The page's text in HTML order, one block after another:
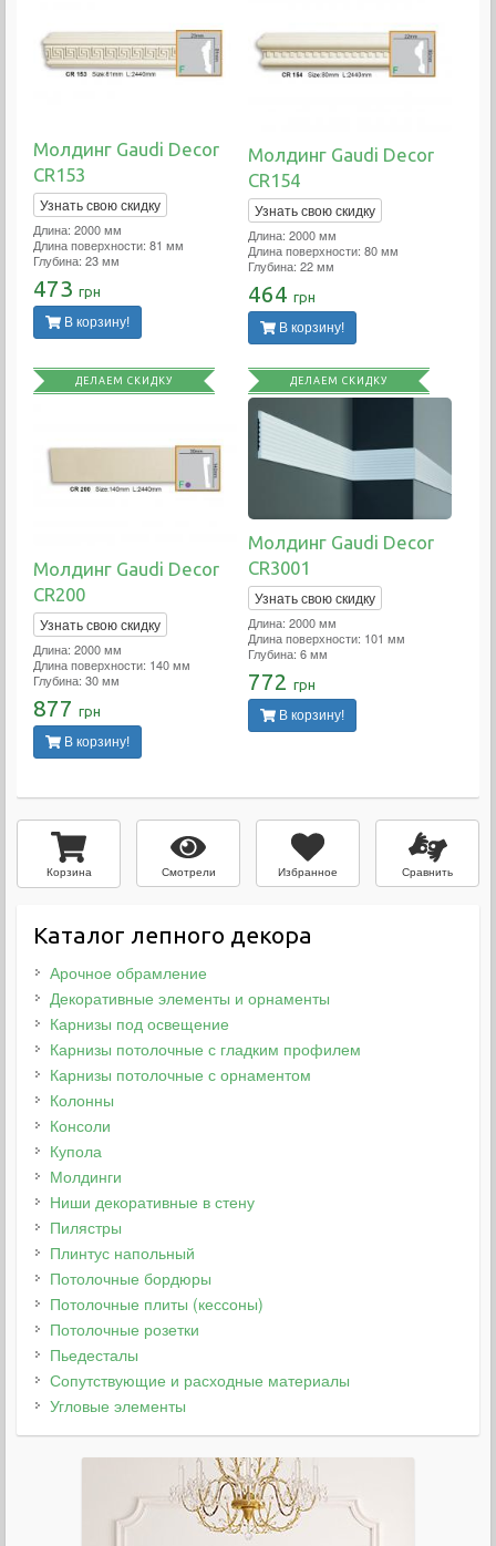
Молдинг Gaudi Decor
CR153
Узнать свою скидку
Длина: 2000 мм
Длина поверхности: 81 мм
Глубина: 23 мм
473 грн
В корзину!
Молдинг Gaudi Decor
CR154
Узнать свою скидку
Длина: 2000 мм
Длина поверхности: 80 мм
Глубина: 22 мм
464 грн
В корзину!
ДЕЛАЕМ СКИДКУ
Молдинг Gaudi Decor
CR200
Узнать свою скидку
Длина: 2000 мм
Длина поверхности: 140 мм
Глубина: 30 мм
877 грн
В корзину!
ДЕЛАЕМ СКИДКУ
Молдинг Gaudi Decor
CR3001
Узнать свою скидку
Длина: 2000 мм
Длина поверхности: 101 мм
Глубина: 6 мм
772 грн
В корзину!
Корзина Смотрели Избранное Сравнить
Каталог лепного декора
Арочное обрамление
Декоративные элементы и орнаменты
Карнизы под освещение
Карнизы потолочные с гладким профилем
Карнизы потолочные с орнаментом
Колонны
Консоли
Купола
Молдинги
Ниши декоративные в стену
Пилястры
Плинтус напольный
Потолочные бордюры
Потолочные плиты (кессоны)
Потолочные розетки
Пьедесталы
Сопутствующие и расходные материалы
Угловые элементы